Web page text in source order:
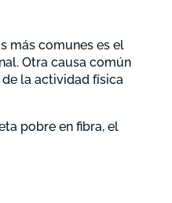
más comunes es el
Otra causa común
la actividad física
pobre en fibra, el